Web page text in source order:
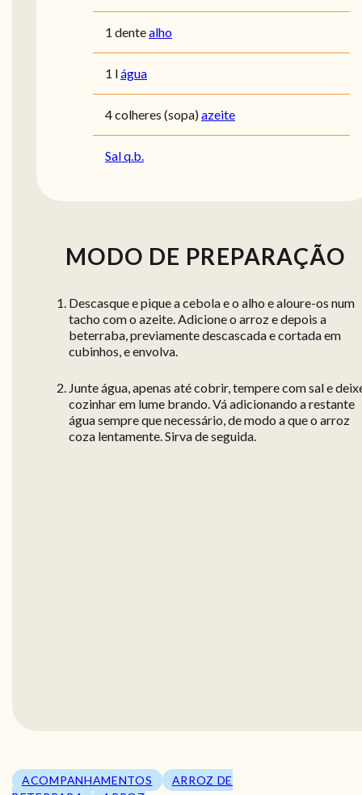
1 dentealho
1 lágua
4 colheres (sopa)azeite
Sal q.b.
MODO DE PREPARAÇÃO
Descasque e pique a cebola e o alho e aloure-os num
tacho com o azeite. Adicione o arroz e depois a
beterraba, previamente descascada e cortada em
cubinhos, e envolva.
Junte água, apenas até cobrir, tempere com sal e
cozinhar em lume brando. Vá adicionando a restante
água sempre que necessário, de modo a que o arroz
coza lentamente. Sirva de seguida.
ACOMPANHAMENTOS
ARROZ DE